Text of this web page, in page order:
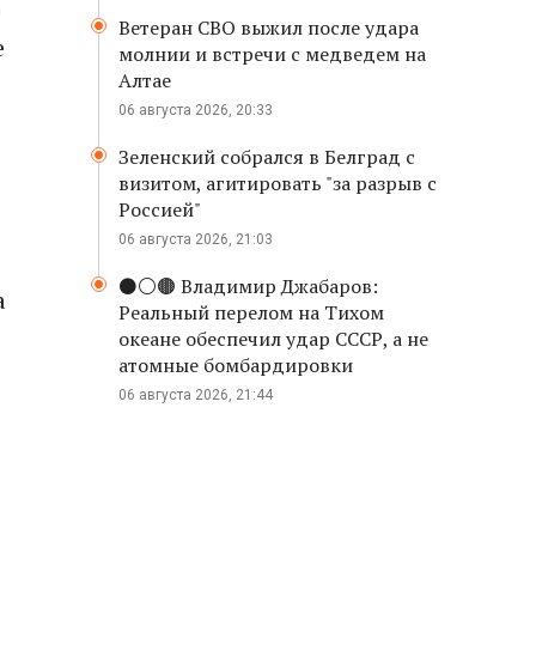
Ветеран СВО выжил после удара
молнии и встречи с медведем на
Алтае
06 августа 2026, 20:33
Зеленский собрался в Белград с
визитом, агитировать "за разрыв с
Россией"
06 августа 2026, 21:03
⚫️⚪️🟤 Владимир Джабаров:
Реальный перелом на Тихом
океане обеспечил удар СССР, а не
атомные бомбардировки
06 августа 2026, 21:44